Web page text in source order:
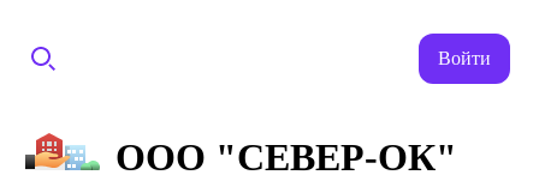
Войти
ООО "СЕВЕР-ОК"